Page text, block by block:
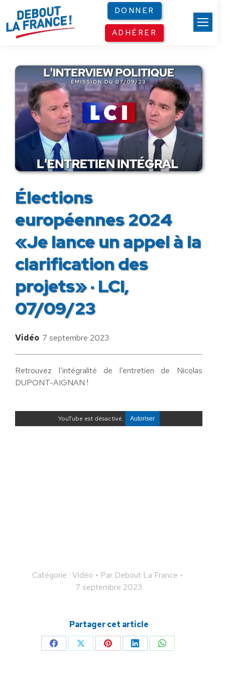
DONNER
ADHÉRER
Élections
européennes 2024
«Je lance un appel à la
clarification des
projets» · LCI,
07/09/23
Vidéo 7 septembre 2023
Retrouvez l’intégralité de l’entretien de Nicolas
DUPONT-AIGNAN !
YouTube est désactivé. Autoriser
Catégorie : Vidéo Par Debout La France
7 septembre 2023
Partager cet article
PartagerPartagerPartagerPartagerPartager
Panneau de gestion des cookies